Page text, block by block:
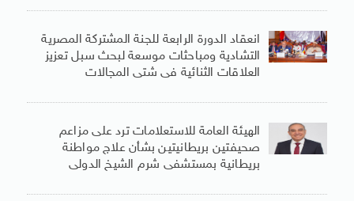
انعقاد الدورة الرابعة للجنة المشتركة المصرية
التشادية ومباحثات موسعة لبحث سبل تعزيز
العلاقات الثنائية فى شتى المجالات
الهيئة العامة للاستعلامات ترد على مزاعم
صحيفتين بريطانيتين بشأن علاج مواطنة
بريطانية بمستشفى شرم الشيخ الدولى